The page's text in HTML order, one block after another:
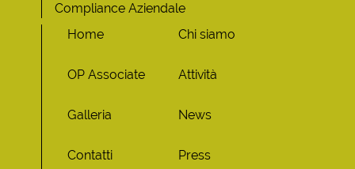
Compliance Aziendale
Home
Chi siamo
OP Associate Attività
Galleria News
Contatti Press